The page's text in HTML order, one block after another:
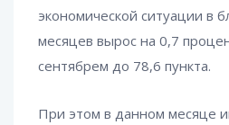
экономической ситуации в
месяцев вырос на 0,7
сентябрем до 78,6 пункта.
При этом в данном месяце